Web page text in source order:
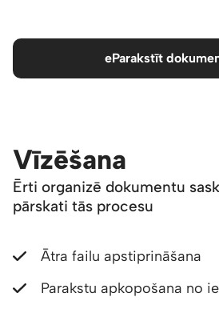
eParakstīt
Ātra failu apstiprināšana
Parakstu apkopošana no
Vīzēšana
Ērti organizē dokumentu
pārskati tās procesu